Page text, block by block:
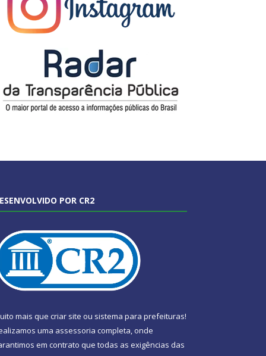
POR CR2
mais que criar site ou sistema para prefeituras!
uma assessoria completa, onde
em contrato que todas as exigências das